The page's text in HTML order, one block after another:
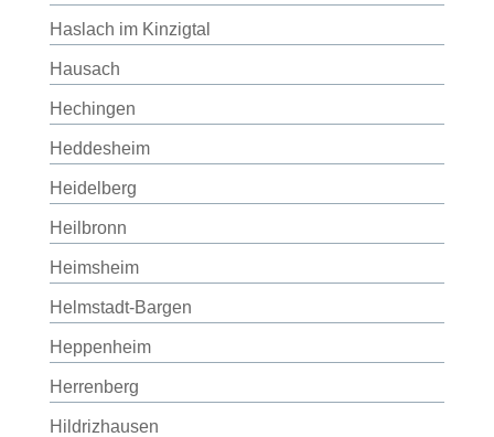
Haslach im Kinzigtal
Hausach
Hechingen
Heddesheim
Heidelberg
Heilbronn
Heimsheim
Helmstadt-Bargen
Heppenheim
Herrenberg
Hildrizhausen